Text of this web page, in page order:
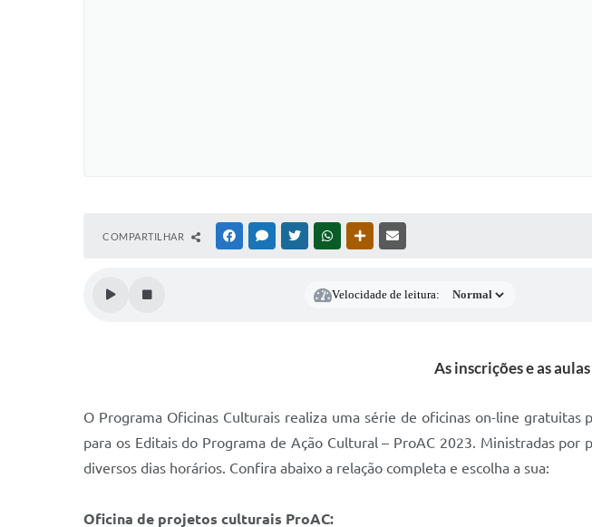
COMPARTILHAR FACEBOOKMESSENGER
TWITTERWHATSAPPOUTRAS MÍDIAS
Velocidade de leitura:
As inscrições e as
O Programa Oficinas Culturais realiza uma série de oficinas on-line
para os Editais do Programa de Ação Cultural – ProAC 2023. Ministradas
diversos dias horários. Confira abaixo a relação completa e escolha a sua:
Oficina de projetos culturais ProAC: